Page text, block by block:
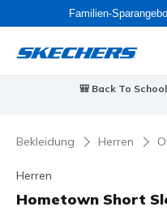
Familien-
🎒 Back To
Bekleidung Herren
Herren
Hometown Short